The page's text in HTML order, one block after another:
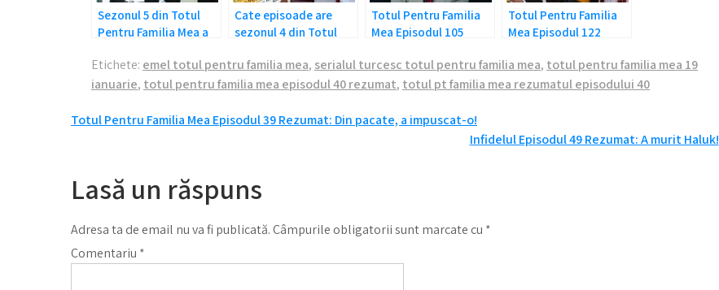
Sezonul 5 din Totul
Pentru Familia Mea a
Cate episoade are
sezonul 4 din Totul
Totul Pentru Familia
Mea Episodul 105
in pericol!
Totul Pentru Familia
Mea Episodul 122
desparta!
Etichete: emel totul pentru familia mea, serialul turcesc totul pentru familia mea, totul pentru familia mea 19
ianuarie, totul pentru familia mea episodul 40 rezumat, totul pt familia mea rezumatul episodului 40
Navigare
articole
Totul Pentru Familia Mea Episodul 39 Rezumat: Din pacate, a impuscat-o!
Infidelul Episodul 49 Rezumat: A murit Haluk!
Lasă un răspuns
Adresa ta de email nu va fi publicată.Câmpurile obligatorii sunt marcate cu *
Comentariu *